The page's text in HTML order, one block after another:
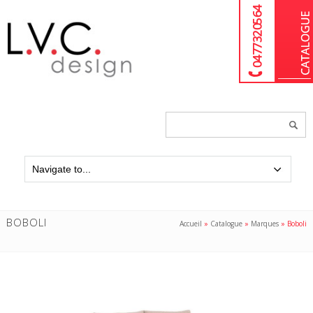
04 77 32 05 64
BOBOLI Accueil » Catalogue » Marques » Boboli